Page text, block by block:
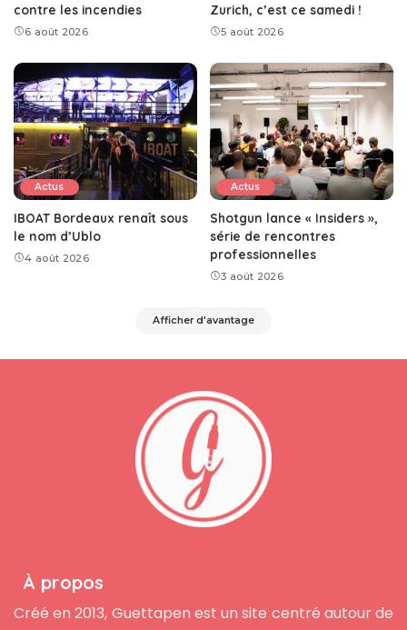
contre les incendies
6 août 2026
Zurich, c’est ce samedi !
5 août 2026
Actus
IBOAT Bordeaux renaît sous
le nom d’Ublo
4 août 2026
Actus
Shotgun lance « Insiders »,
série de rencontres
professionnelles
3 août 2026
Afficher d'avantage
À propos
Créé en 2013, Guettapen est un site centré autour de